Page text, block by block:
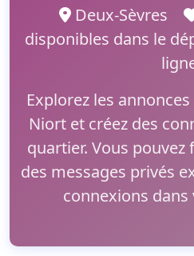
Deux-Sèvres
disponibles dans le
Explorez les
Niort et créez des
quartier. Vous
des messages privés
connexions